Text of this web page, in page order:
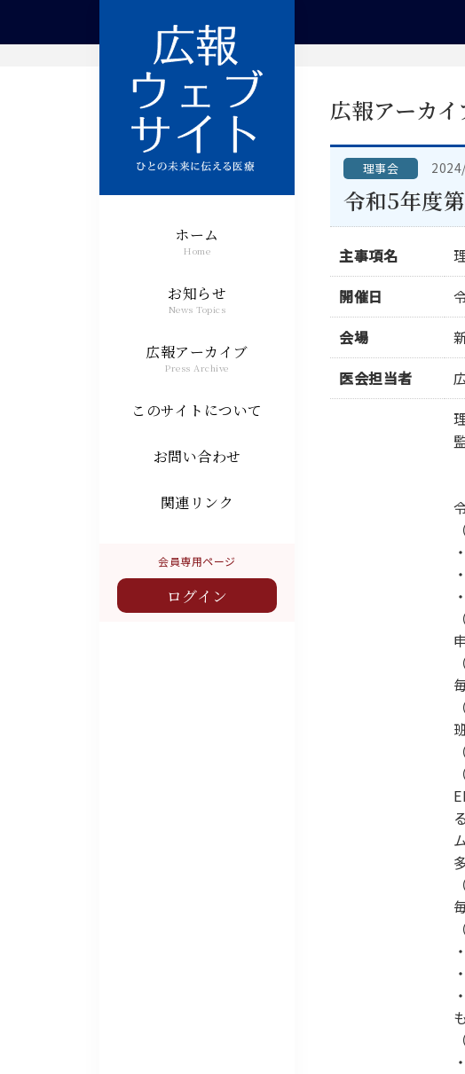
ホーム
Home
お知らせ
News Topics
広報アーカイブ
Press Archive
このサイトについて
お問い合わせ
関連リンク
会員専用ページ
ログイン
広報アーカイ
理事会
令和5年度
主事項名
開催日
会場
医会担当者